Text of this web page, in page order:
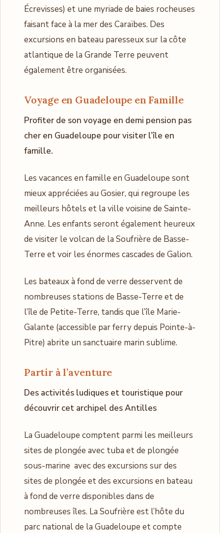
Écrevisses) et une myriade de baies rocheuses
faisant face à la mer des Caraïbes. Des
excursions en bateau paresseux sur la côte
atlantique de la Grande Terre peuvent
également être organisées.
Voyage en Guadeloupe en Famille
Profiter de son voyage en demi pension pas
cher en Guadeloupe pour visiter l’île en
famille.
Les vacances en famille en Guadeloupe sont
mieux appréciées au Gosier, qui regroupe les
meilleurs hôtels et la ville voisine de Sainte-
Anne. Les enfants seront également heureux
de visiter le volcan de la Soufrière de Basse-
Terre et voir les énormes cascades de Galion.
Les bateaux à fond de verre desservent de
nombreuses stations de Basse-Terre et de
l’île de Petite-Terre, tandis que l’île Marie-
Galante (accessible par ferry depuis Pointe-à-
Pitre) abrite un sanctuaire marin sublime.
Partir à l’aventure
Des activités ludiques et touristique pour
découvrir cet archipel des Antilles
La Guadeloupe comptent parmi les meilleurs
sites de plongée avec tuba et de plongée
sous-marine avec des excursions sur des
sites de plongée et des excursions en bateau
à fond de verre disponibles dans de
nombreuses îles. La Soufrière est l’hôte du
parc national de la Guadeloupe et compte